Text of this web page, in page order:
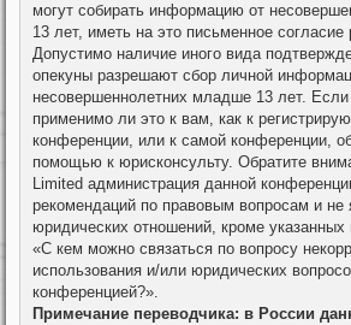
могут собирать информацию от
13 лет, иметь на это письменное согласие
Допустимо наличие иного вида
опекуны разрешают сбор личной
несовершеннолетних младше 13 лет.
применимо ли это к вам, как к
конференции, или к самой конференции,
помощью к юрисконсульту. Обратите
Limited администрация данной
рекомендаций по правовым вопросам и не
юридических отношений, кроме указанных
«С кем можно связаться по вопросу
использования и/или юридических
конференцией?».
Примечание переводчика: в России